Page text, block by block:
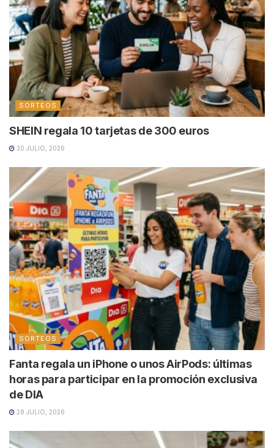
SORTEOS
SHEIN regala 10 tarjetas de 300 euros
30 JULIO, 2026
SORTEOS
Fanta regala un iPhone o unos AirPods: últimas
horas para participar en la promoción exclusiva
de DIA
28 JULIO, 2026